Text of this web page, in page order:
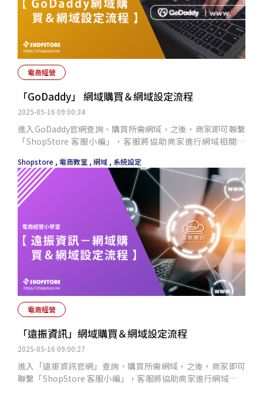
電商經營
2025-05-16 09:00:34
「GoDaddy」 網域購買＆網域設定流程
進入GoDaddy官網查詢、購買所需網域，之後，商家即可聯繫
「ShopStore 客服小編」，客服將協助商家進行網域相關設
核。
Shopstore , 電商教室 , 網域 , 系統設定
電商經營
2025-05-16 09:00:27
「遠振資訊」網域購買＆網域設定流程
進入「遠振資訊官網」查詢、購買所需網域，之後，商家即可
聯繫「ShopStore 客服小編」，客服將協助商家進行網域相關